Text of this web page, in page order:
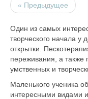
« Предыдущее
Один из самых
творческого начала у
открытки.
переживания, а также
умственных и
Маленького ученика
интересными видами